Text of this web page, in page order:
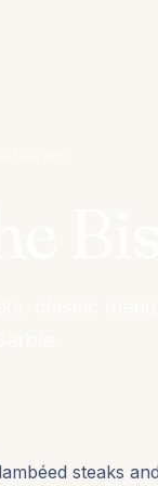
steaks